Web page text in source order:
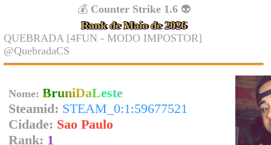
💰 Counter Strike 1.6👽
Rank de Maio de 2026
QUEBRADA [4FUN - MODO IMPOSTOR]
@QuebradaCS
Nome: BruniDaLeste
Steamid: STEAM_0:1:59677521
Cidade: Sao Paulo
Rank: 1